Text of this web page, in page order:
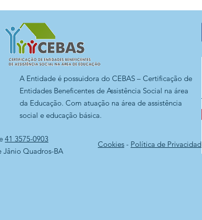
CECI Jaraguá
41 3575-0903
Jânio Quadros-BA
Cookies - Política de Privacidade
A Entidade é possuidora do CEBAS – Certificação de
Entidades Beneficentes de Assistência Social na área
da Educação. Com atuação na área de assistência
social e educação básica.